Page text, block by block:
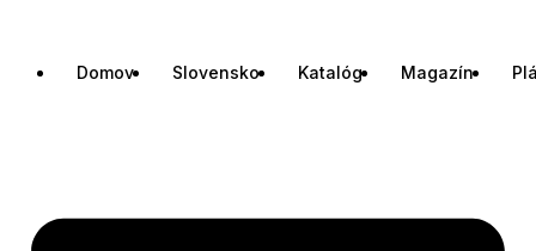
Domov Slovensko Katalóg Magazín